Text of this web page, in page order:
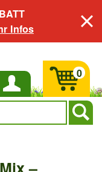
Infos
0